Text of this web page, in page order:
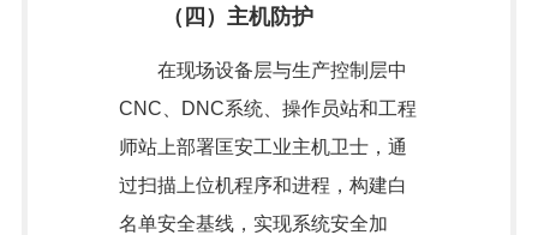
（四）主机防护
在现场设备层与生产控制层中
CNC、DNC系统、操作员站和工程
师站上部署匡安工业主机卫士，通
过扫描上位机程序和进程，构建白
名单安全基线，实现系统安全加